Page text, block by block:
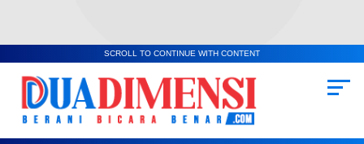
SCROLL TO CONTINUE WITH CONTENT